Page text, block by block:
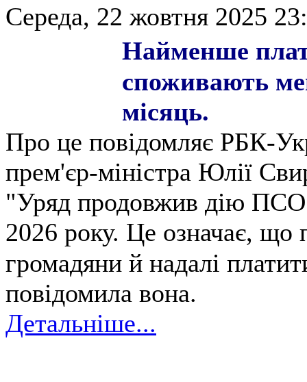
Середа, 22 жовтня 2025
Найменше
споживають
місяць.
Про це повідомляє РБК-
прем'єр-міністра Юлії
"Уряд продовжив дію ПСО
2026 року. Це означає, що
громадяни й надалі
повідомила вона.
Детальніше...